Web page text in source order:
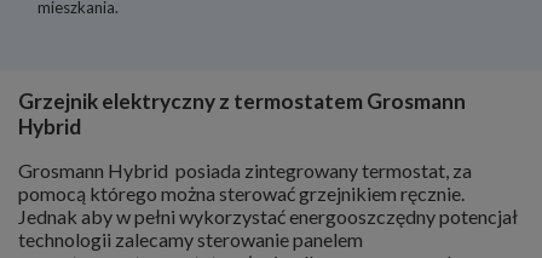
mieszkania.
Grzejnik elektryczny z termostatem Grosmann
Hybrid
Grosmann Hybrid posiada zintegrowany termostat, za
pomocą którego można sterować grzejnikiem ręcznie.
Jednak aby w pełni wykorzystać energooszczędny potencjał
technologii zalecamy sterowanie panelem